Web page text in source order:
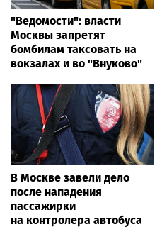
"Ведомости": власти
Москвы запретят
бомбилам таксовать на
вокзалах и во "Внуково"
В Москве завели дело
после нападения
пассажирки
на контролера автобуса